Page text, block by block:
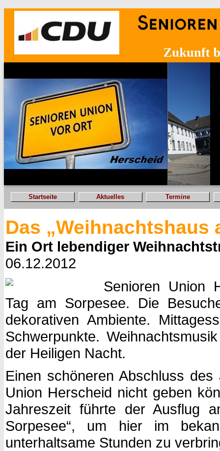
Startseite Aktuelles Termine
Das „Weihnachtshaus
Ein Ort lebendiger
06.12.2012
Senioren Union
Tag am Sorpesee. Die
dekorativen Ambiente.
Schwerpunkte.
der Heiligen Nacht.
Einen schöneren Abschluss
Union Herscheid nicht geben
Jahreszeit führte der Ausflug
Sorpesee“, um hier im
unterhaltsame Stunden zu